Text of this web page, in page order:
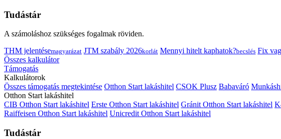
Tudástár
A számoláshoz szükséges fogalmak röviden.
THM jelentésemagyarázat JTM szabály 2026korlát Mennyi hitelt kaphatok?becslés Fix
Összes kalkulátor
Támogatás
Kalkulátorok
Összes támogatás megtekintése Otthon Start lakáshitel CSOK Plusz Babaváró
Otthon Start lakáshitel
CIB Otthon Start lakáshitel Erste Otthon Start lakáshitel Gránit Otthon Start lakáshitel
Raiffeisen Otthon Start lakáshitel Unicredit Otthon Start lakáshitel
Tudástár